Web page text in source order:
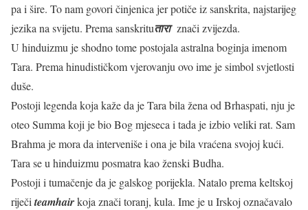
pa i šire. To nam govori činjenica jer potiče iz sanskrita, najstarijeg
jezika na svijetu. Prema sanskrituताराznači zvijezda.
U hinduizmu je shodno tome postojala astralna boginja imenom
Tara. Prema hinudističkom vjerovanju ovo ime je simbol svjetlosti
duše.
Postoji legenda koja kaže da je Tara bila žena od Brhaspati, nju je
oteo Summa koji je bio Bog mjeseca i tada je izbio veliki rat. Sam
Brahma je mora da interveniše i ona je bila vraćena svojoj kući.
Tara se u hinduizmu posmatra kao ženski Budha.
Postoji i tumačenje da je galskog porijekla. Natalo prema keltskoj
riječiteamhairkoja znači toranj, kula. Ime je u Irskoj označavalo